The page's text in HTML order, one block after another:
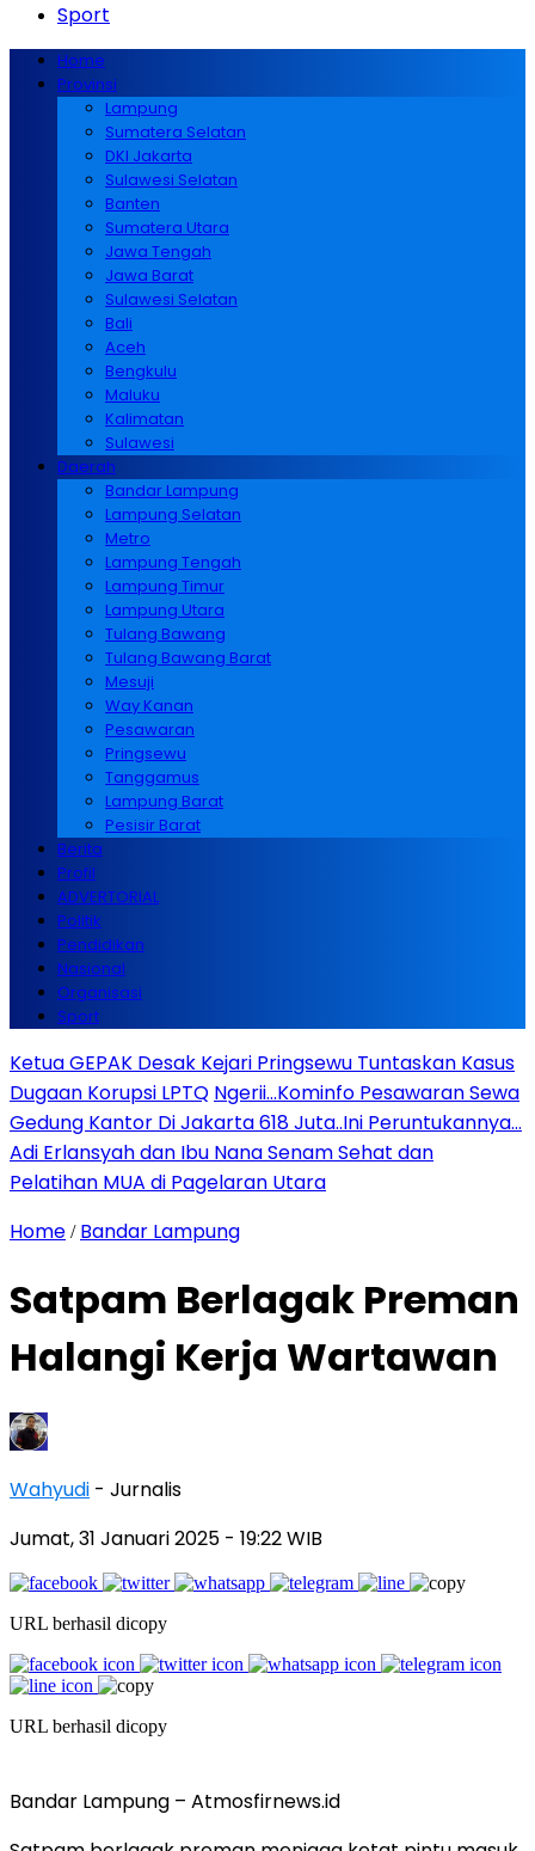
Sport
Home
Provinsi
Lampung
Sumatera Selatan
DKI Jakarta
Sulawesi Selatan
Banten
Sumatera Utara
Jawa Tengah
Jawa Barat
Sulawesi Selatan
Bali
Aceh
Bengkulu
Maluku
Kalimatan
Sulawesi
Daerah
Bandar Lampung
Lampung Selatan
Metro
Lampung Tengah
Lampung Timur
Lampung Utara
Tulang Bawang
Tulang Bawang Barat
Mesuji
Way Kanan
Pesawaran
Pringsewu
Tanggamus
Lampung Barat
Pesisir Barat
Berita
Profil
ADVERTORIAL
Politik
Pendidikan
Nasional
Organisasi
Sport
Ketua GEPAK Desak Kejari Pringsewu Tuntaskan Kasus
Dugaan Korupsi LPTQ Ngerii…Kominfo Pesawaran Sewa
Gedung Kantor Di Jakarta 618 Juta..Ini Peruntukannya…
Adi Erlansyah dan Ibu Nana Senam Sehat dan
Pelatihan MUA di Pagelaran Utara
Home / Bandar Lampung
Satpam Berlagak Preman
Halangi Kerja Wartawan
Wahyudi - Jurnalis
Jumat, 31 Januari 2025 - 19:22 WIB
URL berhasil dicopy
URL berhasil dicopy
Bandar Lampung – Atmosfirnews.id